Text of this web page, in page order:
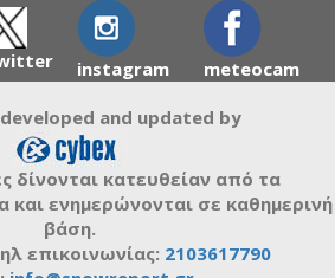
instagram meteocam
and updated by
δίνονται κατευθείαν από τα
και ενημερώνονται σε καθημερινή
βάση.
επικοινωνίας: 2103617790